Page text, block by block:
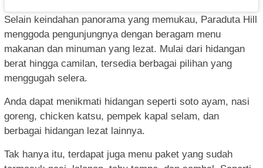
Selain keindahan panorama yang memukau, Paraduta Hill
menggoda pengunjungnya dengan beragam menu
makanan dan minuman yang lezat. Mulai dari hidangan
berat hingga camilan, tersedia berbagai pilihan yang
menggugah selera.
Anda dapat menikmati hidangan seperti soto ayam, nasi
goreng, chicken katsu, pempek kapal selam, dan
berbagai hidangan lezat lainnya.
Tak hanya itu, terdapat juga menu paket yang sudah